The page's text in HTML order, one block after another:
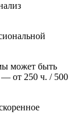
может быть
— от 250 ч. / 500